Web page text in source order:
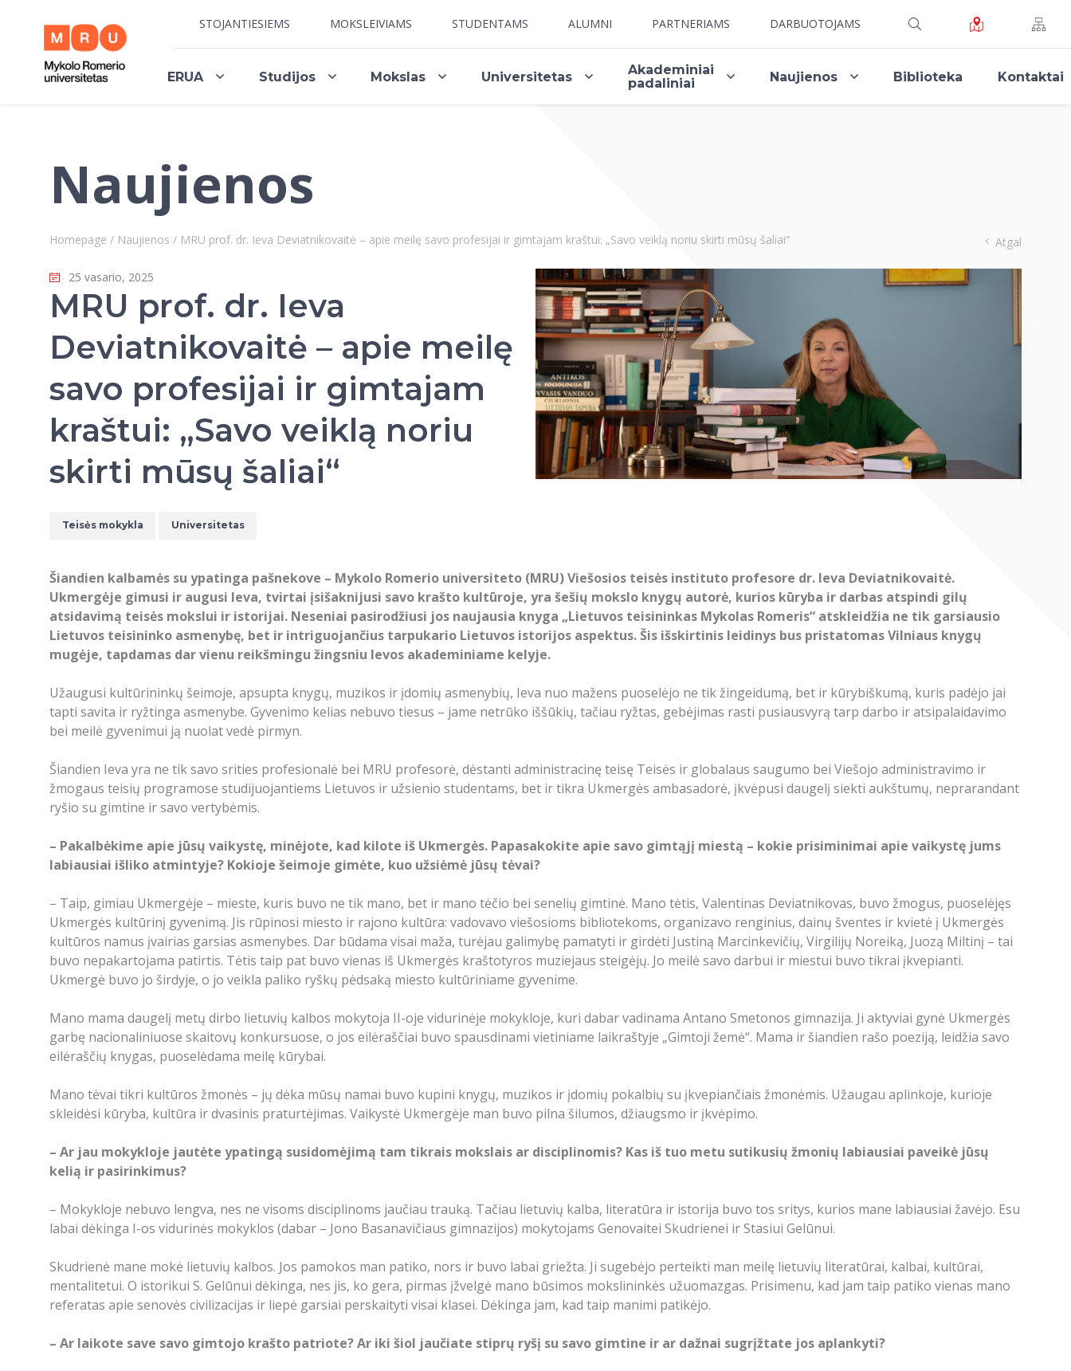
STOJANTIESIEMS MOKSLEIVIAMS STUDENTAMS ALUMNI PARTNERIAMS DARBUOTOJAMS
ERUA Studijos Mokslas Universitetas
Akademiniai
padaliniai
Naujienos Biblioteka Kontaktai
Naujienos
Homepage / Naujienos / MRU prof. dr. Ieva Deviatnikovaitė – apie meilę savo profesijai ir gimtajam kraštui: „Savo veiklą noriu skirti mūsų šaliai“ Atgal
25 vasario, 2025
MRU prof. dr. Ieva
Deviatnikovaitė – apie meilę
savo profesijai ir gimtajam
kraštui: „Savo veiklą noriu
skirti mūsų šaliai“
Teisės mokykla Universitetas
Šiandien kalbamės su ypatinga pašnekove – Mykolo Romerio universiteto (MRU) Viešosios teisės instituto profesore dr. Ieva Deviatnikovaitė.
Ukmergėje gimusi ir augusi Ieva, tvirtai įsišaknijusi savo krašto kultūroje, yra šešių mokslo knygų autorė, kurios kūryba ir darbas atspindi gilų
atsidavimą teisės mokslui ir istorijai. Neseniai pasirodžiusi jos naujausia knyga „Lietuvos teisininkas Mykolas Romeris“ atskleidžia ne tik garsiausio
Lietuvos teisininko asmenybę, bet ir intriguojančius tarpukario Lietuvos istorijos aspektus. Šis išskirtinis leidinys bus pristatomas Vilniaus knygų
mugėje, tapdamas dar vienu reikšmingu žingsniu Ievos akademiniame kelyje.
Užaugusi kultūrininkų šeimoje, apsupta knygų, muzikos ir įdomių asmenybių, Ieva nuo mažens puoselėjo ne tik žingeidumą, bet ir kūrybiškumą, kuris padėjo jai
tapti savita ir ryžtinga asmenybe. Gyvenimo kelias nebuvo tiesus – jame netrūko iššūkių, tačiau ryžtas, gebėjimas rasti pusiausvyrą tarp darbo ir atsipalaidavimo
bei meilė gyvenimui ją nuolat vedė pirmyn.
Šiandien Ieva yra ne tik savo srities profesionalė bei MRU profesorė, dėstanti administracinę teisę Teisės ir globalaus saugumo bei Viešojo administravimo ir
žmogaus teisių programose studijuojantiems Lietuvos ir užsienio studentams, bet ir tikra Ukmergės ambasadorė, įkvėpusi daugelį siekti aukštumų, neprarandant
ryšio su gimtine ir savo vertybėmis.
– Pakalbėkime apie jūsų vaikystę, minėjote, kad kilote iš Ukmergės. Papasakokite apie savo gimtąjį miestą – kokie prisiminimai apie vaikystę jums
labiausiai išliko atmintyje? Kokioje šeimoje gimėte, kuo užsiėmė jūsų tėvai?
– Taip, gimiau Ukmergėje – mieste, kuris buvo ne tik mano, bet ir mano tėčio bei senelių gimtinė. Mano tėtis, Valentinas Deviatnikovas, buvo žmogus, puoselėjęs
Ukmergės kultūrinį gyvenimą. Jis rūpinosi miesto ir rajono kultūra: vadovavo viešosioms bibliotekoms, organizavo renginius, dainų šventes ir kvietė į Ukmergės
kultūros namus įvairias garsias asmenybes. Dar būdama visai maža, turėjau galimybę pamatyti ir girdėti Justiną Marcinkevičių, Virgilijų Noreiką, Juozą Miltinį – tai
buvo nepakartojama patirtis. Tėtis taip pat buvo vienas iš Ukmergės kraštotyros muziejaus steigėjų. Jo meilė savo darbui ir miestui buvo tikrai įkvepianti.
Ukmergė buvo jo širdyje, o jo veikla paliko ryškų pėdsaką miesto kultūriniame gyvenime.
Mano mama daugelį metų dirbo lietuvių kalbos mokytoja II-oje vidurinėje mokykloje, kuri dabar vadinama Antano Smetonos gimnazija. Ji aktyviai gynė Ukmergės
garbę nacionaliniuose skaitovų konkursuose, o jos eilėraščiai buvo spausdinami vietiniame laikraštyje „Gimtoji žemė“. Mama ir šiandien rašo poeziją, leidžia savo
eilėraščių knygas, puoselėdama meilę kūrybai.
Mano tėvai tikri kultūros žmonės – jų dėka mūsų namai buvo kupini knygų, muzikos ir įdomių pokalbių su įkvepiančiais žmonėmis. Užaugau aplinkoje, kurioje
skleidėsi kūryba, kultūra ir dvasinis praturtėjimas. Vaikystė Ukmergėje man buvo pilna šilumos, džiaugsmo ir įkvėpimo.
– Ar jau mokykloje jautėte ypatingą susidomėjimą tam tikrais mokslais ar disciplinomis? Kas iš tuo metu sutikusių žmonių labiausiai paveikė jūsų
kelią ir pasirinkimus?
– Mokykloje nebuvo lengva, nes ne visoms disciplinoms jaučiau trauką. Tačiau lietuvių kalba, literatūra ir istorija buvo tos sritys, kurios mane labiausiai žavėjo. Esu
labai dėkinga I-os vidurinės mokyklos (dabar – Jono Basanavičiaus gimnazijos) mokytojams Genovaitei Skudrienei ir Stasiui Gelūnui.
Skudrienė mane mokė lietuvių kalbos. Jos pamokos man patiko, nors ir buvo labai griežta. Ji sugebėjo perteikti man meilę lietuvių literatūrai, kalbai, kultūrai,
mentalitetui. O istorikui S. Gelūnui dėkinga, nes jis, ko gera, pirmas įžvelgė mano būsimos mokslininkės užuomazgas. Prisimenu, kad jam taip patiko vienas mano
referatas apie senovės civilizacijas ir liepė garsiai perskaityti visai klasei. Dėkinga jam, kad taip manimi patikėjo.
– Ar laikote save savo gimtojo krašto patriote? Ar iki šiol jaučiate stiprų ryšį su savo gimtine ir ar dažnai sugrįžtate jos aplankyti?